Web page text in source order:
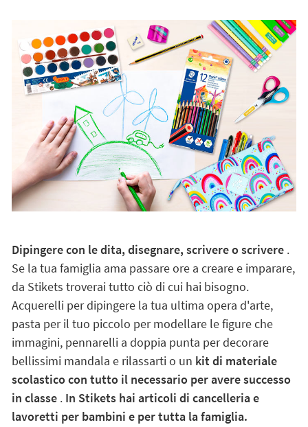
Dipingere con le dita, disegnare, scrivere o scrivere.
Se la tua famiglia ama passare ore a creare e imparare,
da Stikets troverai tutto ciò di cui hai bisogno.
Acquerelli per dipingere la tua ultima opera d'arte,
pasta per il tuo piccolo per modellare le figure che
immagini, pennarelli a doppia punta per decorare
bellissimi mandala e rilassarti o un kit di materiale
scolastico con tutto il necessario per avere successo
in classe. In Stikets hai articoli di cancelleria e
lavoretti per bambini e per tutta la famiglia.